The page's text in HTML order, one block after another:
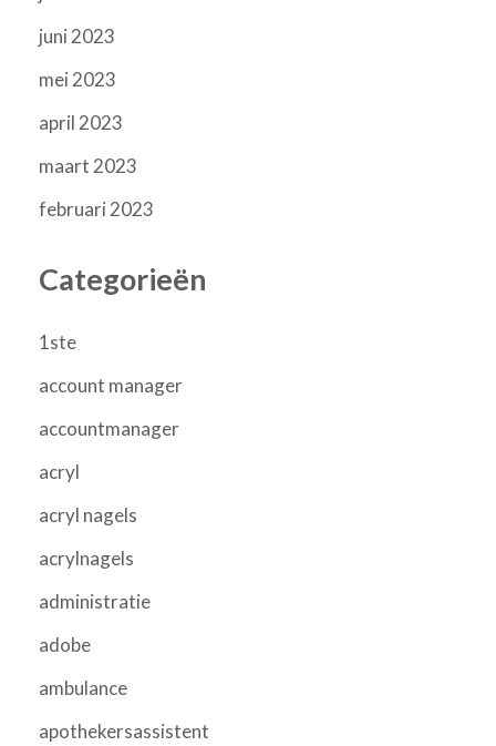
juni 2023
mei 2023
april 2023
maart 2023
februari 2023
Categorieën
1ste
account manager
accountmanager
acryl
acryl nagels
acrylnagels
administratie
adobe
ambulance
apothekersassistent